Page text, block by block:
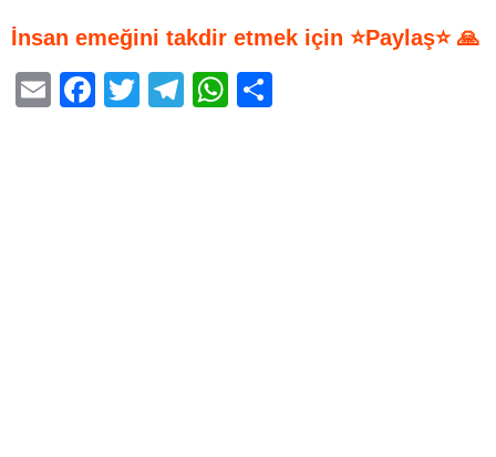
İnsan emeğini takdir etmek için ⭐Paylaş⭐ 🙏
E
F
T
T
W